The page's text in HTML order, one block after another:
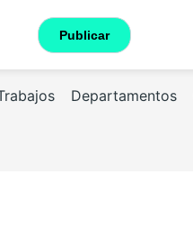
Publicar
Departamentos